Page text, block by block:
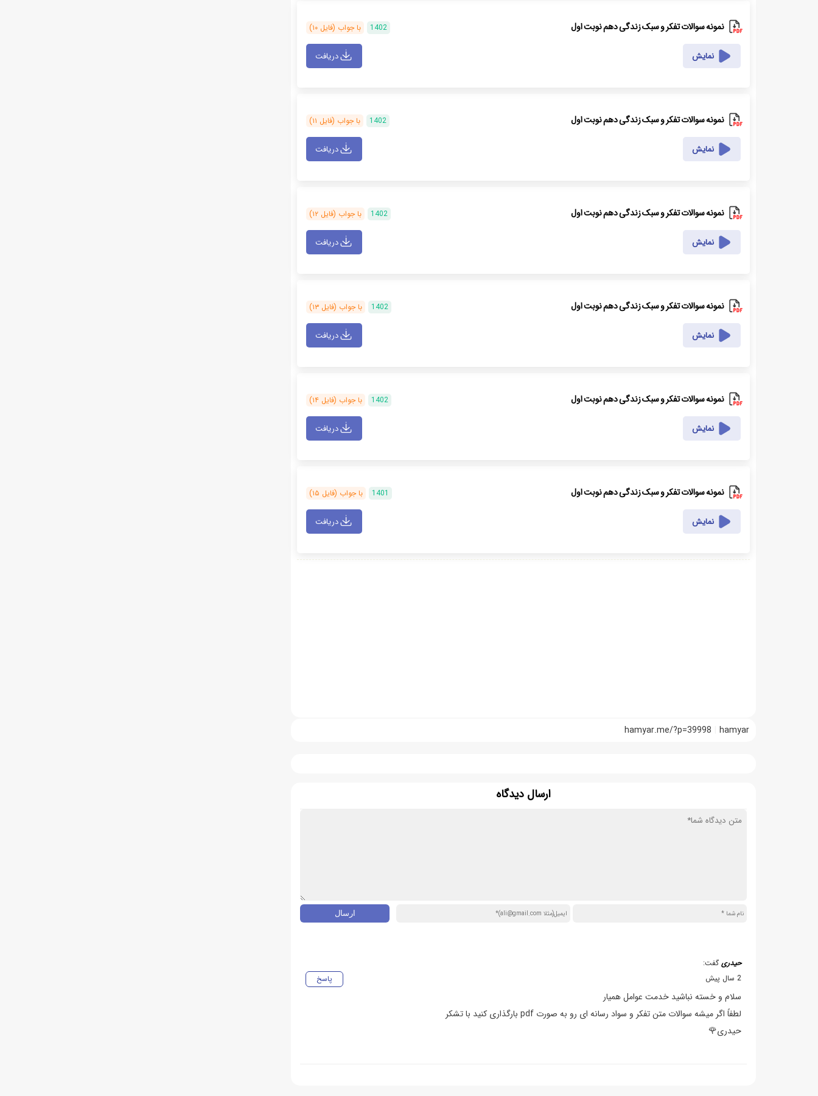
نمونه سوالات تفکر و سبک زندگی دهم نوبت اول 1402 با جواب (فایل ۱۰)
نمایش دریافت
نمونه سوالات تفکر و سبک زندگی دهم نوبت اول 1402 با جواب (فایل ۱۱)
نمایش دریافت
نمونه سوالات تفکر و سبک زندگی دهم نوبت اول 1402 با جواب (فایل ۱۲)
نمایش دریافت
نمونه سوالات تفکر و سبک زندگی دهم نوبت اول 1402 با جواب (فایل ۱۳)
نمایش دریافت
نمونه سوالات تفکر و سبک زندگی دهم نوبت اول 1402 با جواب (فایل ۱۴)
نمایش دریافت
نمونه سوالات تفکر و سبک زندگی دهم نوبت اول 1401 با جواب (فایل ۱۵)
نمایش دریافت
hamyar
hamyar.me/?p=39998
ارسال دیدگاه
حیدری گفت:
پاسخ
2 سال پیش
سلام و خسته نباشید خدمت عوامل همیار
لطفاً اگر میشه سوالات متن تفکر و سواد رسانه ای رو به صورت pdf بارگذاری کنید با تشکر
حیدری🌹